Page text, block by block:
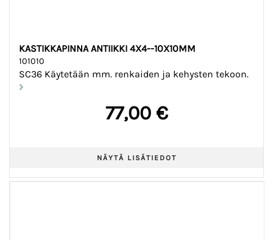
KASTIKKAPINNA ANTIIKKI 4X4--10X10MM
101010
SC36 Käytetään mm. renkaiden ja kehysten tekoon.
77,00 €